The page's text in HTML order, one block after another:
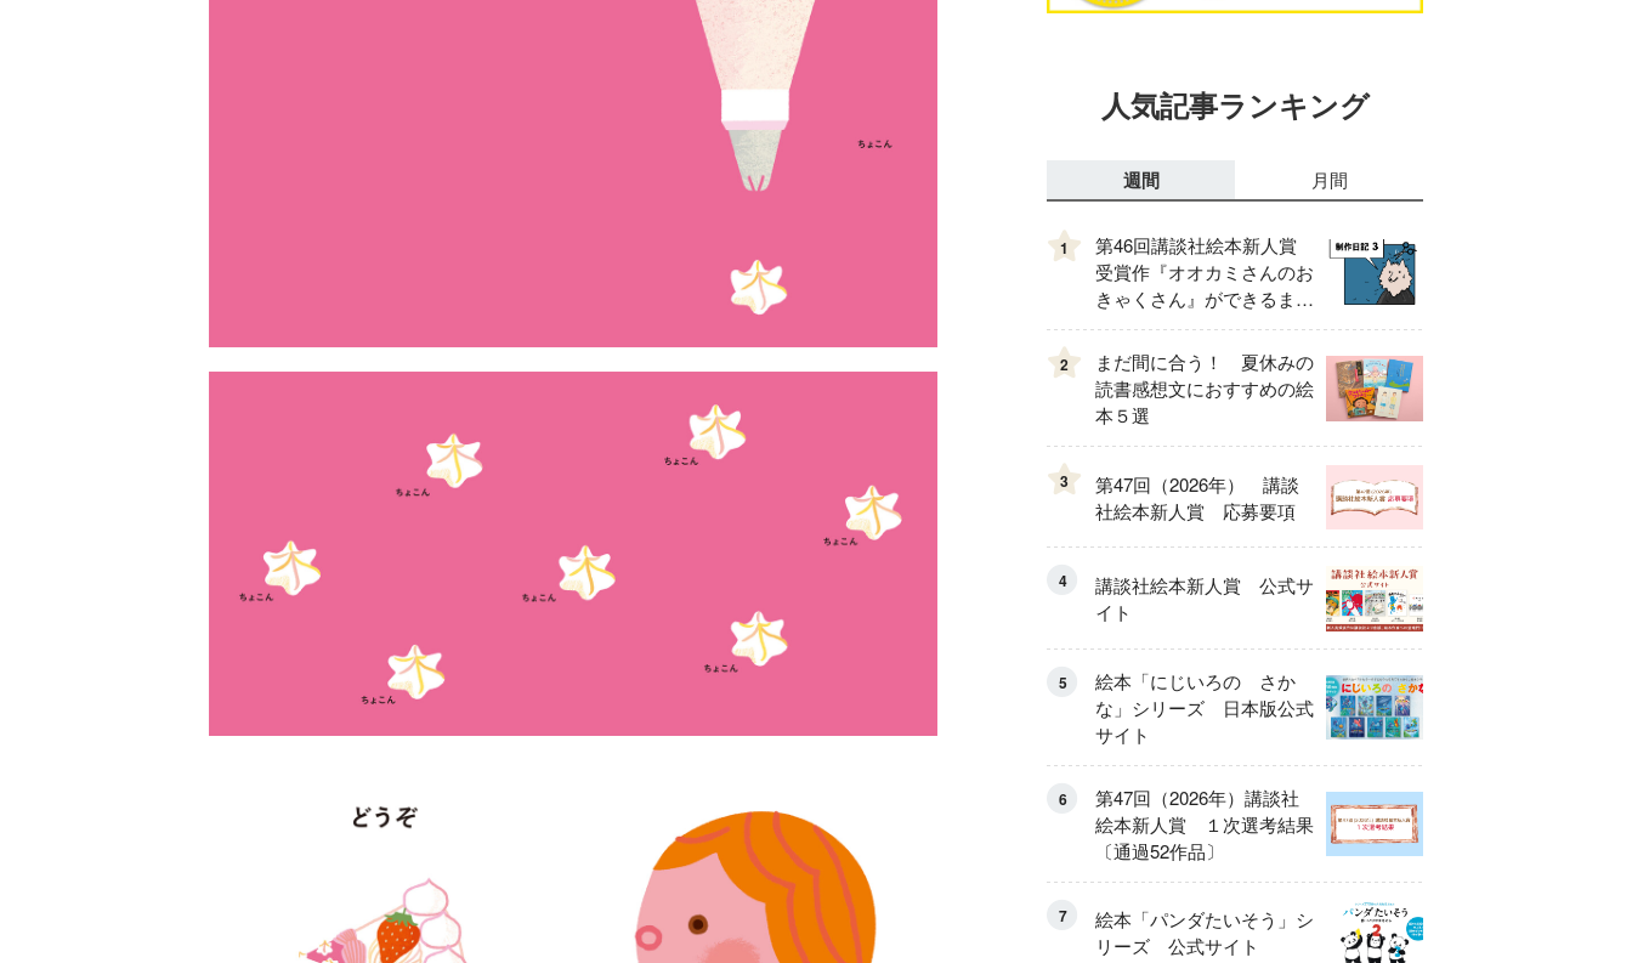
人気記事ランキング
週間 月間
1
第46回講談社絵本新人賞
受賞作『オオカミさんのお
きゃくさん』ができるまで
③
2
まだ間に合う！ 夏休みの
読書感想文におすすめの絵
本５選
3
第47回（2026年） 講談
社絵本新人賞 応募要項
4
講談社絵本新人賞 公式サ
イト
5
絵本「にじいろの さか
な」シリーズ 日本版公式
サイト
6
第47回（2026年）講談社
絵本新人賞 １次選考結果
〔通過52作品〕
7
絵本「パンダたいそう」シ
リーズ 公式サイト